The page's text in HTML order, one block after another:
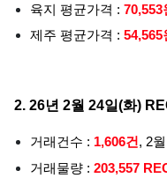
육지 평균가격 : 70,553
제주 평균가격 : 54,565
2. 26년 2월 24일(화)
거래건수 : 1,606건, 2
거래물량 : 203,557